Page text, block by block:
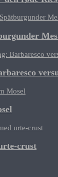
crust